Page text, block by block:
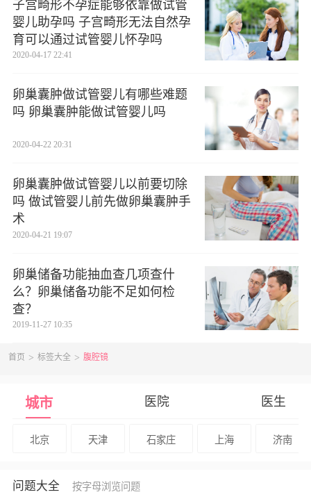
子宫畸形不孕症能够依靠做试管
婴儿助孕吗 子宫畸形无法自然孕
育可以通过试管婴儿怀孕吗
2020-04-17 22:41
卵巢囊肿做试管婴儿有哪些难题
吗 卵巢囊肿能做试管婴儿吗
2020-04-22 20:31
卵巢囊肿做试管婴儿以前要切除
吗 做试管婴儿前先做卵巢囊肿手
术
2020-04-21 19:07
卵巢储备功能抽血查几项查什
么？卵巢储备功能不足如何检
查？
2019-11-27 10:35
首页 标签大全 腹腔镜
城市 医院 医生
北京 天津 石家庄 上海 济南
问题大全 按字母浏览问题